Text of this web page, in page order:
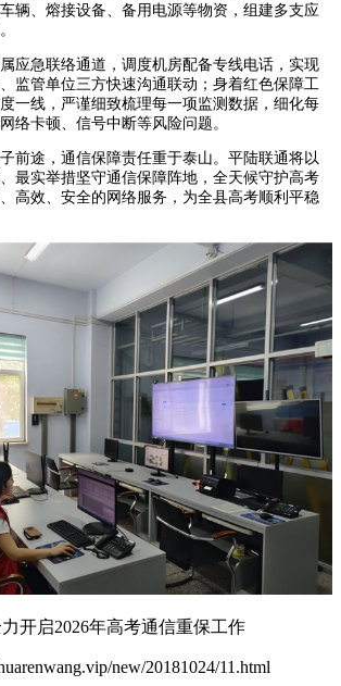
辆、熔接设备、备用电源等物资，组建多支应
应急联络通道，调度机房配备专线电话，实现
监管单位三方快速沟通联动；身着红色保障工
一线，严谨细致梳理每一项监测数据，细化每
络卡顿、信号中断等风险问题。
前途，通信保障责任重于泰山。平陆联通将以
最实举措坚守通信保障阵地，全天候守护高考
高效、安全的网络服务，为全县高考顺利平稳
开启2026年高考通信重保工作
new/20181024/11.html